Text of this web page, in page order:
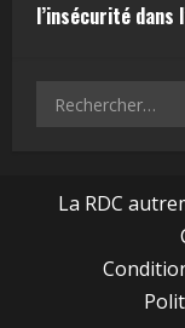
l’insécurité dans
La RDC